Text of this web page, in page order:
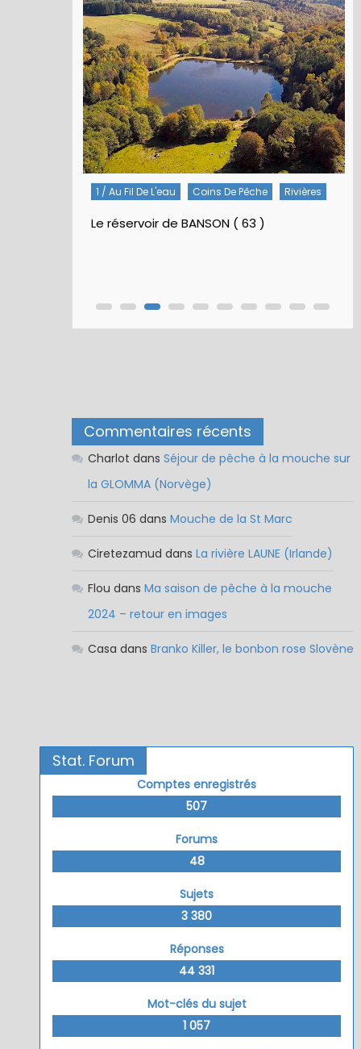
1 / Au Fil De L'eau Coins De Pêche Rivières
Le réservoir de BANSON ( 63 )
Commentaires récents
Charlot dans Séjour de pêche à la mouche sur
la GLOMMA (Norvège)
Denis 06 dans Mouche de la St Marc
Ciretezamud dans La rivière LAUNE (Irlande)
Flou dans Ma saison de pêche à la mouche
2024 – retour en images
Casa dans Branko Killer, le bonbon rose Slovène
Stat. Forum
Comptes enregistrés
507
Forums
48
Sujets
3 380
Réponses
44 331
Mot-clés du sujet
1 057